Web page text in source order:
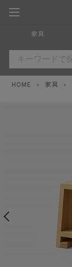
家具
HOME » 家具 »